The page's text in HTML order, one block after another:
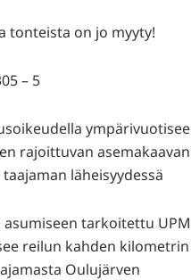
tonteista on jo myyty!
– 5
rajoittuvan asemakaavan
läheisyydessä
asumiseen tarkoitettu UPM
reilun kahden kilometrin
Oulujärven